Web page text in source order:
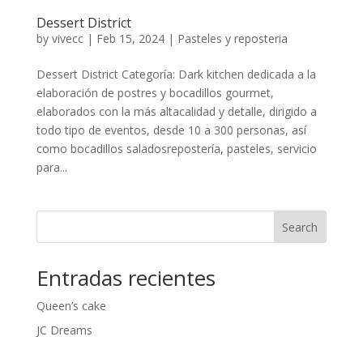
Dessert District
by vivecc| Feb 15, 2024| Pasteles y reposteria
Dessert District Categoría: Dark kitchen dedicada a la
elaboración de postres y bocadillos gourmet,
elaborados con la más altacalidad y detalle, dirigido a
todo tipo de eventos, desde 10 a 300 personas, así
como bocadillos saladosrepostería, pasteles, servicio
para...
Search
Entradas recientes
Queen’s cake
JC Dreams